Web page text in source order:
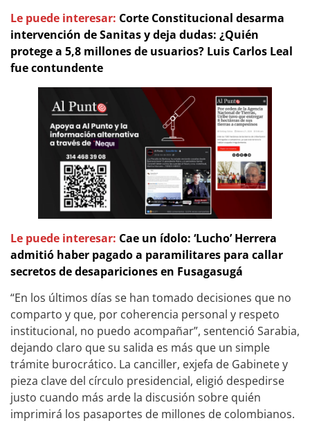
Le puede interesar: Corte Constitucional desarma
intervención de Sanitas y deja dudas: ¿Quién
protege a 5,8 millones de usuarios? Luis Carlos Leal
fue contundente
Le puede interesar: Cae un ídolo: ‘Lucho’ Herrera
admitió haber pagado a paramilitares para callar
secretos de desapariciones en Fusagasugá
“En los últimos días se han tomado decisiones que no
comparto y que, por coherencia personal y respeto
institucional, no puedo acompañar”, sentenció Sarabia,
dejando claro que su salida es más que un simple
trámite burocrático. La canciller, exjefa de Gabinete y
pieza clave del círculo presidencial, eligió despedirse
justo cuando más arde la discusión sobre quién
imprimirá los pasaportes de millones de colombianos.